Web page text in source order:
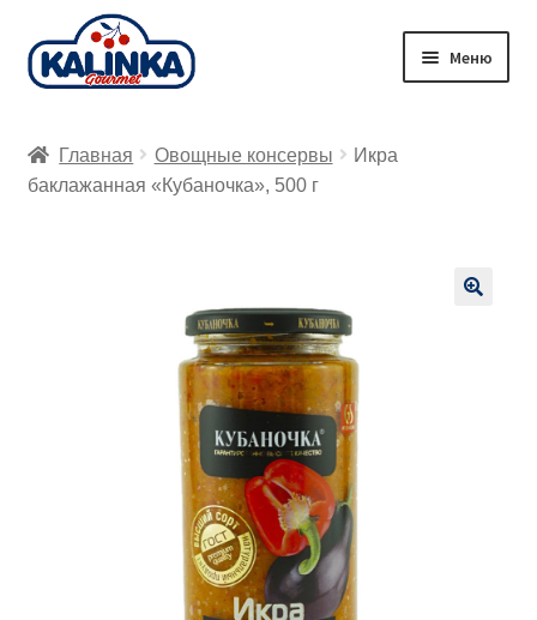
Перейти
к
Перейти
к
Меню
Заказ онлайн
Главная Овощные консервы
Икра
баклажанная «Кубаночка», 500 г